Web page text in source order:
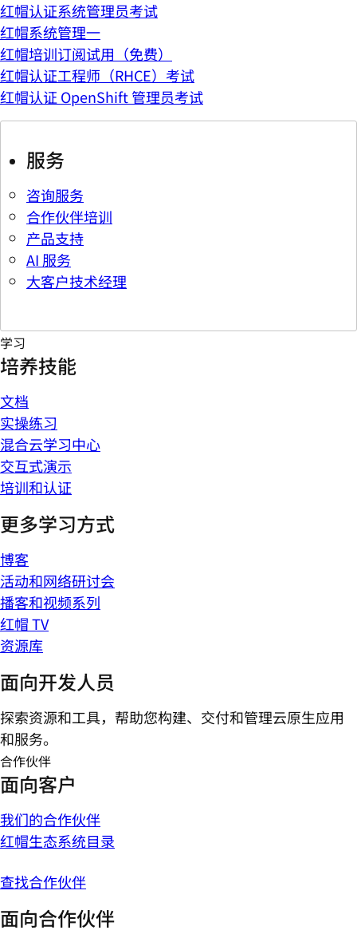
红帽认证系统管理员考试
红帽系统管理一
红帽培训订阅试用（免费）
红帽认证工程师（RHCE）考试
红帽认证 OpenShift 管理员考试
服务
咨询服务
合作伙伴培训
产品支持
AI 服务
大客户技术经理
学习
培养技能
文档
实操练习
混合云学习中心
交互式演示
培训和认证
更多学习方式
博客
活动和网络研讨会
播客和视频系列
红帽 TV
资源库
面向开发人员
探索资源和工具，帮助您构建、交付和管理云原生应用
和服务。
合作伙伴
面向客户
我们的合作伙伴
红帽生态系统目录
查找合作伙伴
面向合作伙伴